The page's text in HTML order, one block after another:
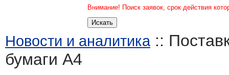
Внимание! Поиск заявок, срок действия
Новости и аналитика::
бумаги А4